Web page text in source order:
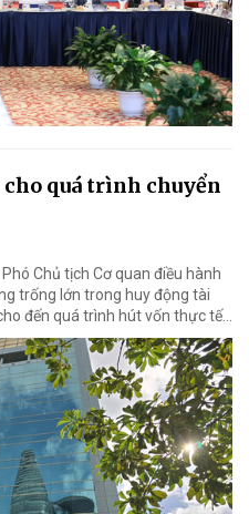
cho quá trình chuyển
Chủ tịch Cơ quan điều hành
trống lớn trong huy động tài
đến quá trình hút vốn thực tế...